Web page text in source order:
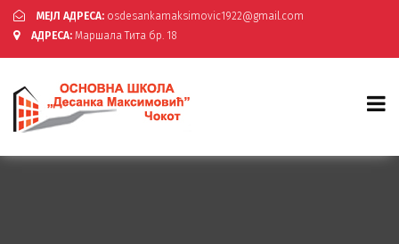
МЕЈЛ АДРЕСА: osdesankamaksimovic1922@gmail.com
АДРЕСА: Маршала Тита бр. 18